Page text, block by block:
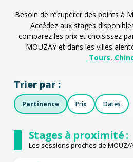
Besoin de récupérer des points à
Accédez aux stages
comparez les prix et choisissez
MOUZAY et dans les villes
Tours,
Trier par :
Pertinence Prix Dates
Stages à proximité :
Les sessions proches de